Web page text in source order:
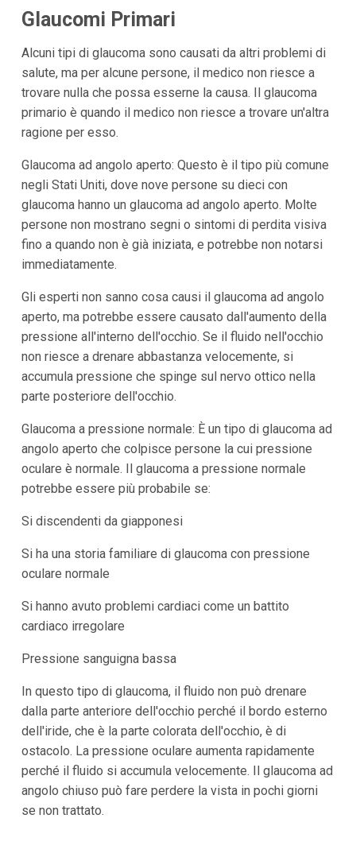
Glaucomi Primari
Alcuni tipi di glaucoma sono causati da altri problemi di
salute, ma per alcune persone, il medico non riesce a
trovare nulla che possa esserne la causa. Il glaucoma
primario è quando il medico non riesce a trovare un'altra
ragione per esso.
Glaucoma ad angolo aperto: Questo è il tipo più comune
negli Stati Uniti, dove nove persone su dieci con
glaucoma hanno un glaucoma ad angolo aperto. Molte
persone non mostrano segni o sintomi di perdita visiva
fino a quando non è già iniziata, e potrebbe non notarsi
immediatamente.
Gli esperti non sanno cosa causi il glaucoma ad angolo
aperto, ma potrebbe essere causato dall'aumento della
pressione all'interno dell'occhio. Se il fluido nell'occhio
non riesce a drenare abbastanza velocemente, si
accumula pressione che spinge sul nervo ottico nella
parte posteriore dell'occhio.
Glaucoma a pressione normale: È un tipo di glaucoma ad
angolo aperto che colpisce persone la cui pressione
oculare è normale. Il glaucoma a pressione normale
potrebbe essere più probabile se:
Si discendenti da giapponesi
Si ha una storia familiare di glaucoma con pressione
oculare normale
Si hanno avuto problemi cardiaci come un battito
cardiaco irregolare
Pressione sanguigna bassa
In questo tipo di glaucoma, il fluido non può drenare
dalla parte anteriore dell'occhio perché il bordo esterno
dell'iride, che è la parte colorata dell'occhio, è di
ostacolo. La pressione oculare aumenta rapidamente
perché il fluido si accumula velocemente. Il glaucoma ad
angolo chiuso può fare perdere la vista in pochi giorni
se non trattato.